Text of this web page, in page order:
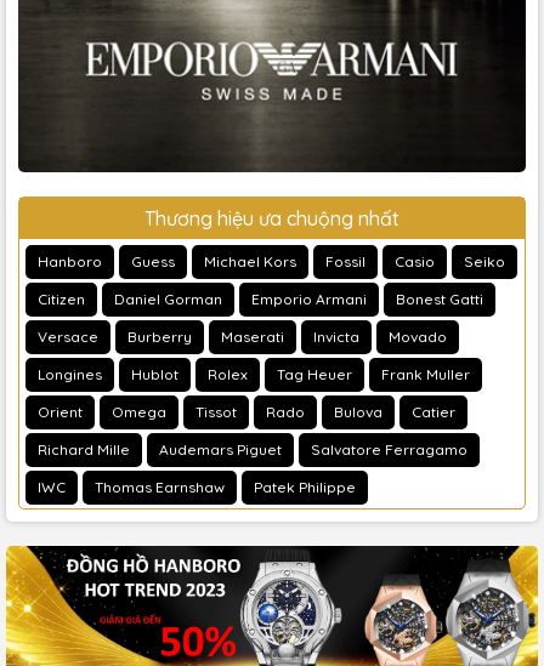
Thương hiệu ưa chuộng nhất
Hanboro Guess Michael Kors Fossil Casio Seiko
Citizen Daniel Gorman Emporio Armani Bonest Gatti
Versace Burberry Maserati Invicta Movado
Longines Hublot Rolex Tag Heuer Frank Muller
Orient Omega Tissot Rado Bulova Catier
Richard Mille Audemars Piguet Salvatore Ferragamo
IWC Thomas Earnshaw Patek Philippe